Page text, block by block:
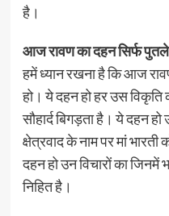
है।
आज रावण का दहन सिर्फ पुतले
हमें ध्यान रखना है कि आज
हो। ये दहन हो हर उस
सौहार्द बिगड़ता है। ये दहन
क्षेत्रवाद के नाम पर मां
दहन हो उन विचारों का जिनमें
निहित है।